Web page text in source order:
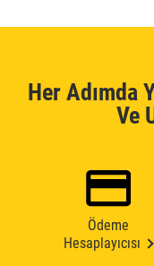
Her Adımda
Ve
Ödeme
Hesaplayıcısı